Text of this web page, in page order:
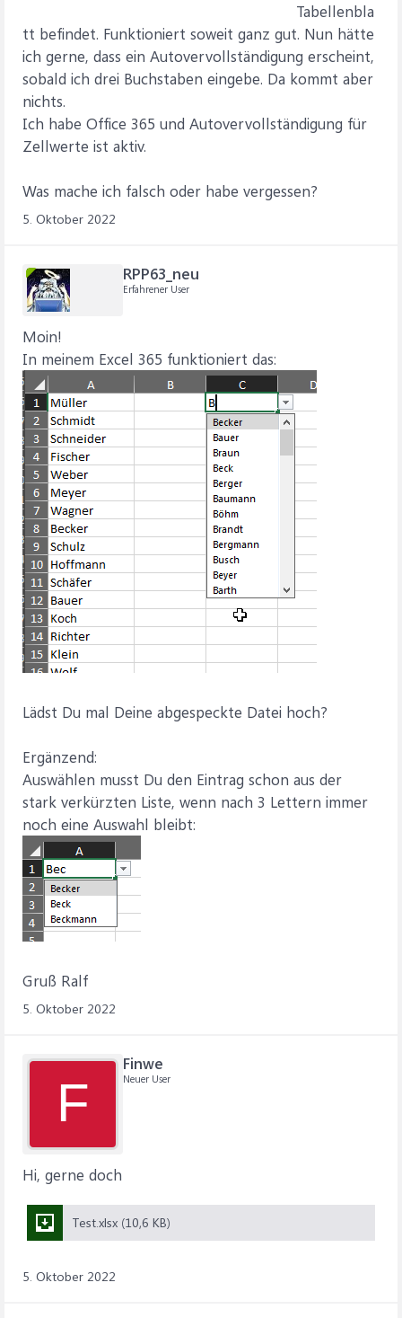
Tabellenbla
tt befindet. Funktioniert soweit ganz gut. Nun hätte
ich gerne, dass ein Autovervollständigung erscheint,
sobald ich drei Buchstaben eingebe. Da kommt aber
nichts.
Ich habe Office 365 und Autovervollständigung für
Zellwerte ist aktiv.
Was mache ich falsch oder habe vergessen?
5. Oktober 2022
RPP63_neu
Erfahrener User
Moin!
In meinem Excel 365 funktioniert das:
Lädst Du mal Deine abgespeckte Datei hoch?
Ergänzend:
Auswählen musst Du den Eintrag schon aus der
stark verkürzten Liste, wenn nach 3 Lettern immer
noch eine Auswahl bleibt:
Gruß Ralf
5. Oktober 2022
F
Finwe
Neuer User
Hi, gerne doch
Test.xlsx (10,6 KB)
5. Oktober 2022